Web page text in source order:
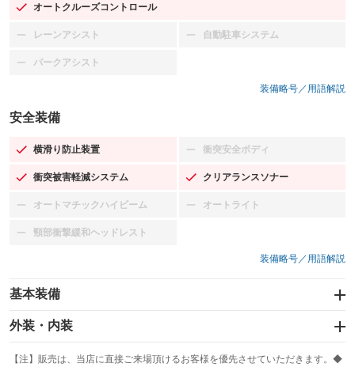
オートクルーズコントロール
：装備あり
レーンアシスト
：装備なし 自動駐車システム
：装備なし
パークアシスト
：装備なし
装備略号／用語解説
安全装備
横滑り防止装置
：装備あり 衝突安全ボディ
：装備なし
衝突被害軽減システム
：装備あり クリアランスソナー
：装備あり
オートマチックハイビーム
：装備なし オートライト
：装備なし
頸部衝撃緩和ヘッドレスト
：装備なし
装備略号／用語解説
基本装備
エアバッグ：運転席/助手席
：装備あり
：装備あり
外装・内装
カーナビ：メモリーナビ他
：装備あり
【注】販売は、当店に直接ご来場頂けるお客様を優先させていただきます。◆